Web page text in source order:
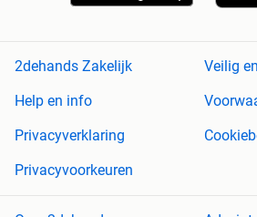
2dehands Zakelijk
Veilig
Help en info
Privacyverklaring
Privacyvoorkeuren